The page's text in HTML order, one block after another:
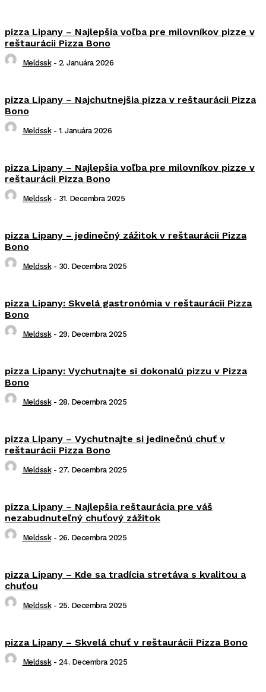
pizza Lipany – Najlepšia voľba pre milovníkov pizze v
reštaurácii Pizza Bono
Meldssk - 2. Januára 2026
pizza Lipany – Najchutnejšia pizza v reštaurácii Pizza
Bono
Meldssk - 1. Januára 2026
pizza Lipany – Najlepšia voľba pre milovníkov pizze v
reštaurácii Pizza Bono
Meldssk - 31. Decembra 2025
pizza Lipany – jedinečný zážitok v reštaurácii Pizza
Bono
Meldssk - 30. Decembra 2025
pizza Lipany: Skvelá gastronómia v reštaurácii Pizza
Bono
Meldssk - 29. Decembra 2025
pizza Lipany: Vychutnajte si dokonalú pizzu v Pizza
Bono
Meldssk - 28. Decembra 2025
pizza Lipany – Vychutnajte si jedinečnú chuť v
reštaurácii Pizza Bono
Meldssk - 27. Decembra 2025
pizza Lipany – Najlepšia reštaurácia pre váš
nezabudnuteľný chuťový zážitok
Meldssk - 26. Decembra 2025
pizza Lipany – Kde sa tradícia stretáva s kvalitou a
chuťou
Meldssk - 25. Decembra 2025
pizza Lipany – Skvelá chuť v reštaurácii Pizza Bono
Meldssk - 24. Decembra 2025